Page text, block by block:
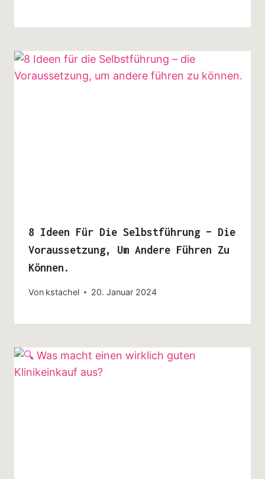
8 Ideen Für Die Selbstführung – Die
Voraussetzung, Um Andere Führen Zu
Können.
Von kstachel 20. Januar 2024